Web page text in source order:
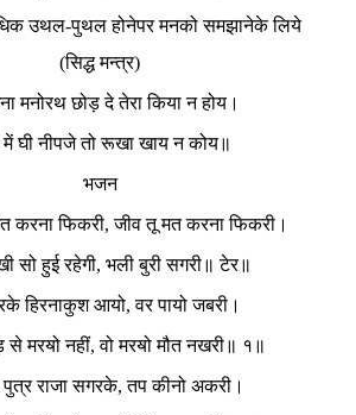
उथल-पुथल होनेपर मनको समझानेके लिये
(सिद्ध मन्त्र)
मनोरथ छोड़ दे तेरा किया न होय।
में घी नीपजे तो रूखा खाय न कोय॥
भजन
करना फिकरी, जीव तू मत करना फिकरी।
सो हुई रहेगी, भली बुरी सगरी॥ टेर॥
हिरनाकुश आयो, वर पायो जबरी।
मरॺो नहीं, वो मरॺो मौत नखरी॥ १॥
राजा सगरके, तप कीनो अकरी।